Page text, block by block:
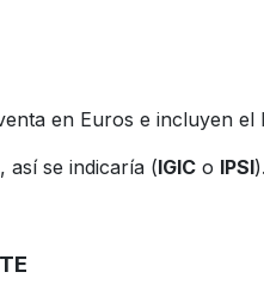
en Euros e incluyen
así se indicaría (IGIC o IPSI).